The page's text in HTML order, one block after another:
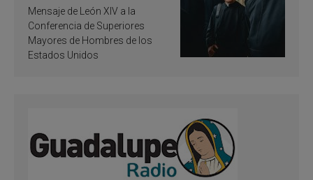
de inspiración y
santificación
Mensaje de León XIV a la
Conferencia de Superiores
Mayores de Hombres de los
Estados Unidos